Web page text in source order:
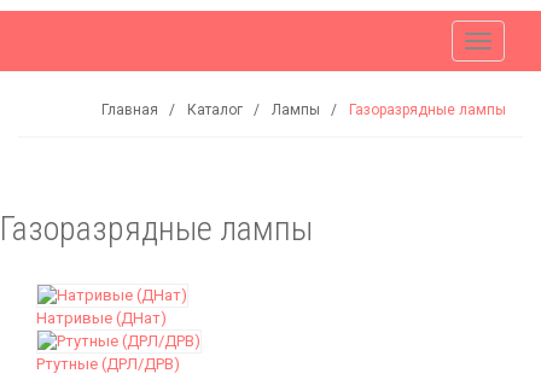
Меню
Главная Каталог Лампы Газоразрядные лампы
Газоразрядные лампы
Натривые (ДНат)
Ртутные (ДРЛ/ДРВ)